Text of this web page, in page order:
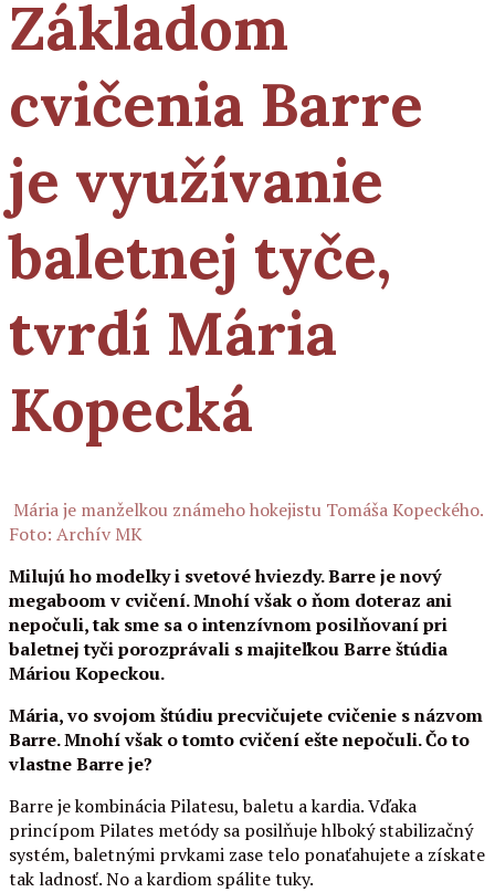
Základom
cvičenia Barre
je využívanie
baletnej tyče,
tvrdí Mária
Kopecká
Mária je manželkou známeho hokejistu Tomáša Kopeckého.
Foto: Archív MK
Milujú ho modelky i svetové hviezdy. Barre je nový
megaboom v cvičení. Mnohí však o ňom doteraz ani
nepočuli, tak sme sa o intenzívnom posilňovaní pri
baletnej tyči porozprávali s majiteľkou Barre štúdia
Máriou Kopeckou.
Mária, vo svojom štúdiu precvičujete cvičenie s názvom
Barre. Mnohí však o tomto cvičení ešte nepočuli. Čo to
vlastne Barre je?
Barre je kombinácia Pilatesu, baletu a kardia. Vďaka
princípom Pilates metódy sa posilňuje hlboký stabilizačný
systém, baletnými prvkami zase telo ponaťahujete a získate
tak ladnosť. No a kardiom spálite tuky.